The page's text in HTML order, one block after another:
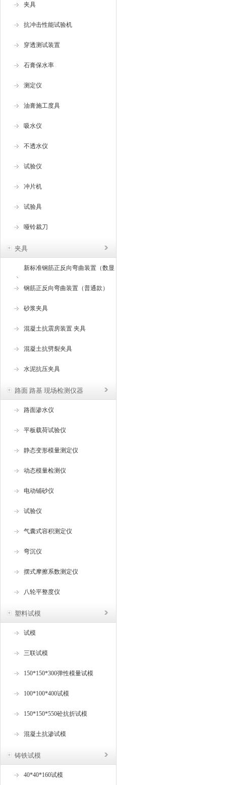
夹具
抗冲击性能试验机
穿透测试装置
石膏保水率
测定仪
油膏施工度具
吸水仪
不透水仪
试验仪
冲片机
试验具
哑铃裁刀
夹具
新标准钢筋正反向弯曲装置（数显
角度）
钢筋正反向弯曲装置（普通款）
砂浆夹具
混凝土抗震房装置 夹具
混凝土抗劈裂夹具
水泥抗压夹具
路面 路基 现场检测仪器
路面渗水仪
平板载荷试验仪
静态变形模量测定仪
动态模量检测仪
电动铺砂仪
试验仪
气囊式容积测定仪
弯沉仪
摆式摩擦系数测定仪
八轮平整度仪
塑料试模
试模
三联试模
150*150*300弹性模量试模
100*100*400试模
150*150*550砼抗折试模
混凝土抗渗试模
铸铁试模
40*40*160试模